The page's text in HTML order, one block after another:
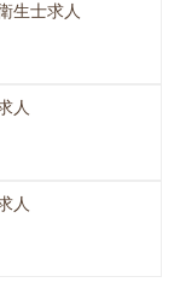
生士求人
人
人